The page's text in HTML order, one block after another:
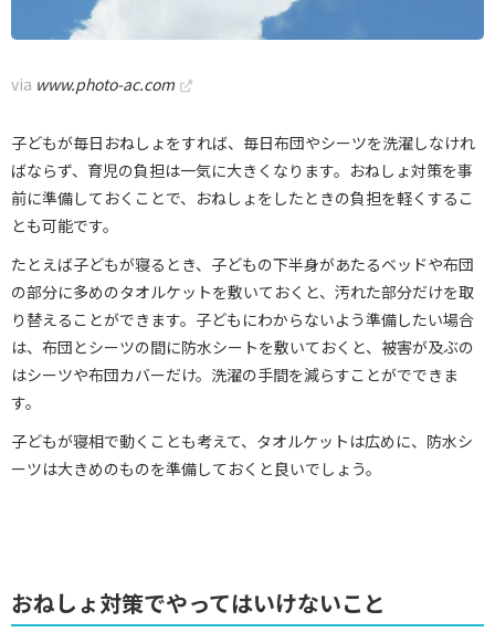
via www.photo-ac.com
子どもが毎日おねしょをすれば、毎日布団やシーツを洗濯しなけれ
ばならず、育児の負担は一気に大きくなります。おねしょ対策を事
前に準備しておくことで、おねしょをしたときの負担を軽くするこ
とも可能です。
たとえば子どもが寝るとき、子どもの下半身があたるベッドや布団
の部分に多めのタオルケットを敷いておくと、汚れた部分だけを取
り替えることができます。子どもにわからないよう準備したい場合
は、布団とシーツの間に防水シートを敷いておくと、被害が及ぶの
はシーツや布団カバーだけ。洗濯の手間を減らすことがでできま
す。
子どもが寝相で動くことも考えて、タオルケットは広めに、防水シ
ーツは大きめのものを準備しておくと良いでしょう。
おねしょ対策でやってはいけないこと